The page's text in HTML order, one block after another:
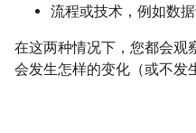
流程或技术，例如数
在这两种情况下，您都会观
会发生怎样的变化（或不发